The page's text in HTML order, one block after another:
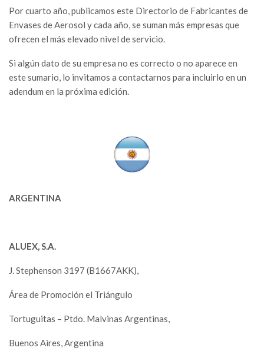
Por cuarto año, publicamos este Directorio de Fabricantes de
Envases de Aerosol y cada año, se suman más empresas que
ofrecen el más elevado nivel de servicio.
Si algún dato de su empresa no es correcto o no aparece en
este sumario, lo invitamos a contactarnos para incluirlo en un
adendum en la próxima edición.
ARGENTINA
ALUEX, S.A.
J. Stephenson 3197 (B1667AKK),
Área de Promoción el Triángulo
Tortuguitas – Ptdo. Malvinas Argentinas,
Buenos Aires, Argentina